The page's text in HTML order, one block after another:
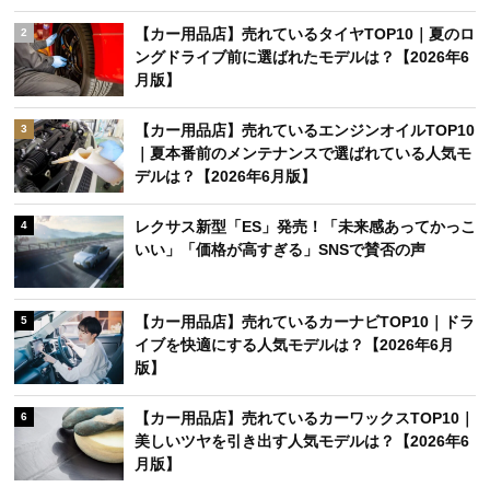
2
【カー用品店】売れているタイヤTOP10｜夏のロ
ングドライブ前に選ばれたモデルは？【2026年6
月版】
3
【カー用品店】売れているエンジンオイルTOP10
｜夏本番前のメンテナンスで選ばれている人気モ
デルは？【2026年6月版】
4
レクサス新型「ES」発売！「未来感あってかっこ
いい」「価格が高すぎる」SNSで賛否の声
5
【カー用品店】売れているカーナビTOP10｜ドラ
イブを快適にする人気モデルは？【2026年6月
版】
6
【カー用品店】売れているカーワックスTOP10｜
美しいツヤを引き出す人気モデルは？【2026年6
月版】